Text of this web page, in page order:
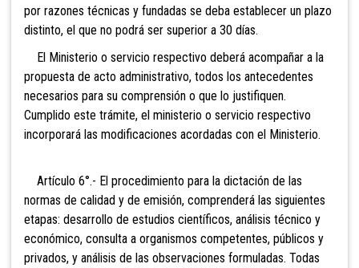
por razones técnicas y fundadas se deba establecer un plazo
distinto, el que no podrá ser superior a 30 días.
El Ministerio o servicio respectivo deberá acompañar a la
propuesta de acto administrativo, todos los antecedentes
necesarios para su comprensión o que lo justifiquen.
Cumplido este trámite, el ministerio o servicio respectivo
incorporará las modificaciones acordadas con el Ministerio.
Artículo 6°.- El procedimiento para la dictación de las
normas de calidad y de emisión, comprenderá las siguientes
etapas: desarrollo de estudios científicos, análisis técnico y
económico, consulta a organismos competentes, públicos y
privados, y análisis de las observaciones formuladas. Todas